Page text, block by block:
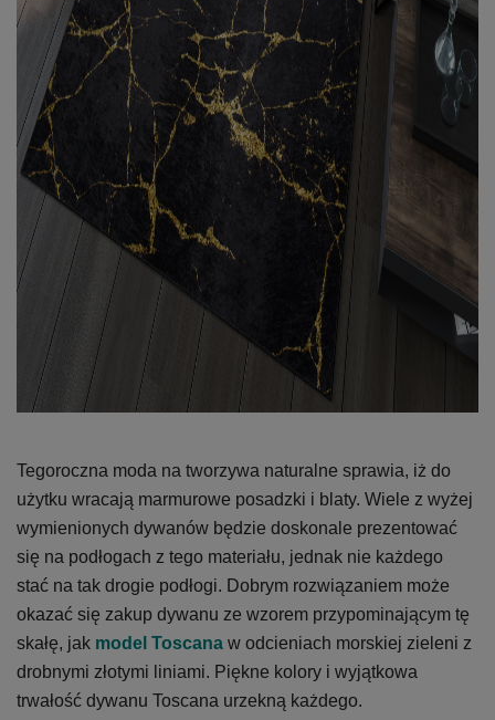
Tegoroczna moda na tworzywa naturalne sprawia, iż do
użytku wracają marmurowe posadzki i blaty. Wiele z wyżej
wymienionych dywanów będzie doskonale prezentować
się na podłogach z tego materiału, jednak nie każdego
stać na tak drogie podłogi. Dobrym rozwiązaniem może
okazać się zakup dywanu ze wzorem przypominającym tę
skałę, jak model Toscana w odcieniach morskiej zieleni z
drobnymi złotymi liniami. Piękne kolory i wyjątkowa
trwałość dywanu Toscana urzekną każdego.